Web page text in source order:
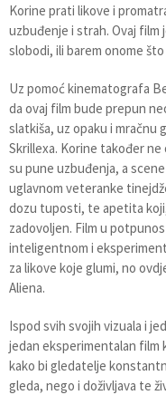
Korine prati likove i
uzbuđenje i strah. Ovaj
slobodi, ili barem onome
Uz pomoć kinematografa
da ovaj film bude prepun
slatkiša, uz opaku i mračnu
Skrillexa. Korine također
su pune uzbuđenja, a
uglavnom veteranke
dozu tuposti, te apetita
zadovoljen. Film u
inteligentnom i
za likove koje glumi, no
Aliena.
Ispod svih svojih vizuala i
jedan eksperimentalan film
kako bi gledatelje
gleda, nego i doživljava te